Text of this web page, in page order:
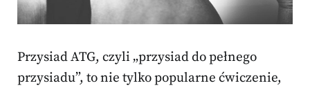
Przysiad ATG, czyli „przysiad do pełnego
przysiadu”, to nie tylko popularne ćwiczenie,